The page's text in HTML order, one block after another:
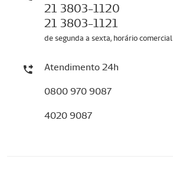
21 3803-1120
21 3803-1121
de segunda a sexta, horário comercial
Atendimento 24h
0800 970 9087
4020 9087